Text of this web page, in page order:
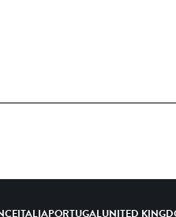
ITALIAPORTUGALUNITED